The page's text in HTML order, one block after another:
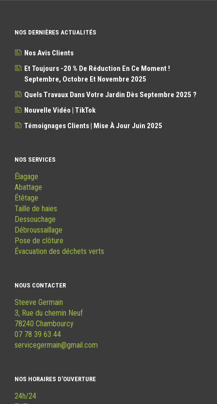
NOS DERNIÈRES ACTUALITÉS
Nos Avis Clients
Et Toujours -20 % De Réduction En Ce Moment !
Septembre, Octobre Et Novembre 2025
Quels Travaux Dans Votre Jardin Dès Septembre 2025 ?
Nouvelle Vidéo | TikTok
Témoignages Clients | Mise À Jour Juin 2025
NOS SERVICES
Élagage
Abattage
Étêtage
Taille de haies
Dessouchage
Débroussaillage
Pose de clôture
Évacuation des déchets verts
NOUS CONTACTER
Steeve Germain
3, Rue du chemin Neuf
78240 Chambourcy
07 78 39 63 44
servicegermain@gmail.com
NOS HORAIRES D’OUVERTURE
24h/24